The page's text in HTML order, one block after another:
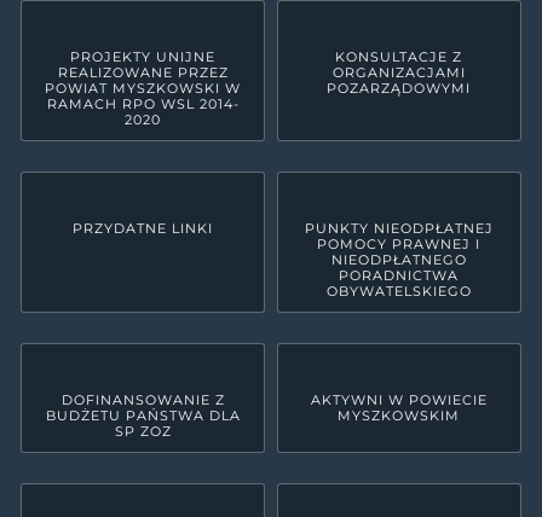
PROJEKTY UNIJNE
REALIZOWANE PRZEZ
POWIAT MYSZKOWSKI W
RAMACH RPO WSL 2014-
2020
KONSULTACJE Z
ORGANIZACJAMI
POZARZĄDOWYMI
PRZYDATNE LINKI
PUNKTY NIEODPŁATNEJ
POMOCY PRAWNEJ I
NIEODPŁATNEGO
PORADNICTWA
OBYWATELSKIEGO
DOFINANSOWANIE Z
BUDŻETU PAŃSTWA DLA
SP ZOZ
AKTYWNI W POWIECIE
MYSZKOWSKIM